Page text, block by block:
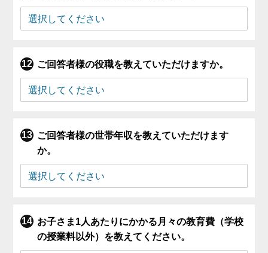
ご回答者様の役職を教えていただけますか。
ご回答者様の世帯年収を教えていただけます
か。
お子さま1人あたりにかかる月々の教育費（学校
の授業料以外）を教えてください。